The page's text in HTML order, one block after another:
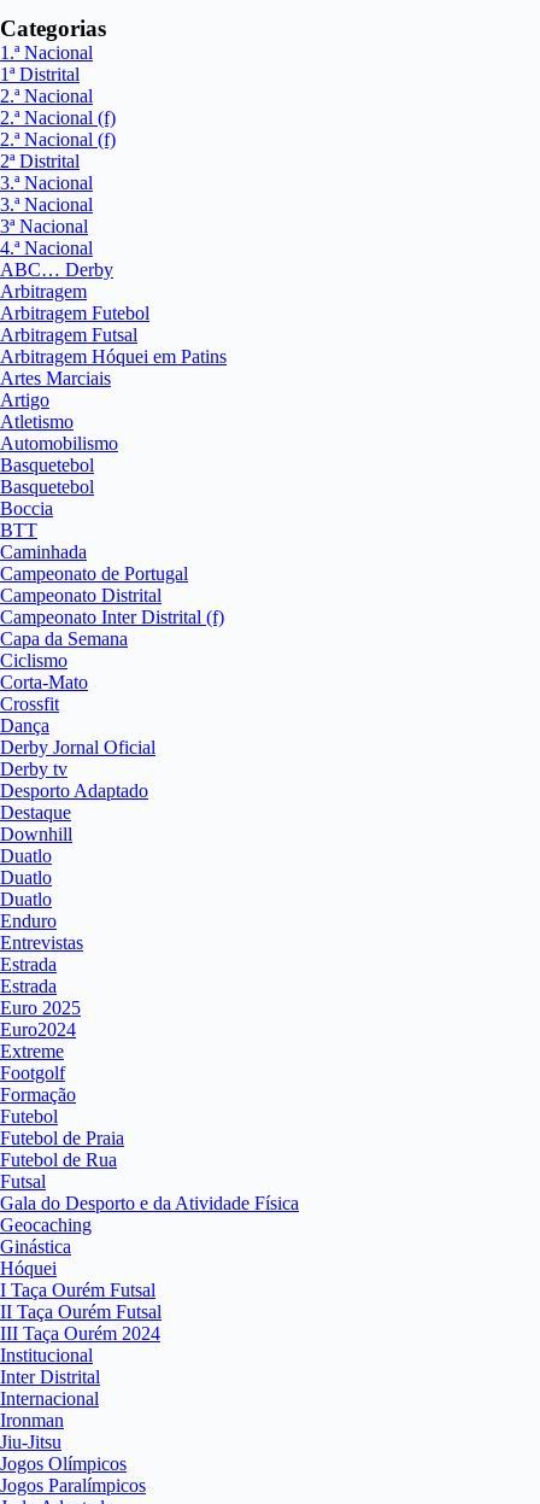
Categorias
1.ª Nacional
1ª Distrital
2.ª Nacional
2.ª Nacional (f)
2.ª Nacional (f)
2ª Distrital
3.ª Nacional
3.ª Nacional
3ª Nacional
4.ª Nacional
ABC… Derby
Arbitragem
Arbitragem Futebol
Arbitragem Futsal
Arbitragem Hóquei em Patins
Artes Marciais
Artigo
Atletismo
Automobilismo
Basquetebol
Basquetebol
Boccia
BTT
Caminhada
Campeonato de Portugal
Campeonato Distrital
Campeonato Inter Distrital (f)
Capa da Semana
Ciclismo
Corta-Mato
Crossfit
Dança
Derby Jornal Oficial
Derby tv
Desporto Adaptado
Destaque
Downhill
Duatlo
Duatlo
Duatlo
Enduro
Entrevistas
Estrada
Estrada
Euro 2025
Euro2024
Extreme
Footgolf
Formação
Futebol
Futebol de Praia
Futebol de Rua
Futsal
Gala do Desporto e da Atividade Física
Geocaching
Ginástica
Hóquei
I Taça Ourém Futsal
II Taça Ourém Futsal
III Taça Ourém 2024
Institucional
Inter Distrital
Internacional
Ironman
Jiu-Jitsu
Jogos Olímpicos
Jogos Paralímpicos